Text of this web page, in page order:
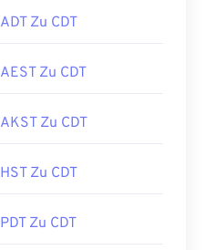
ADT Zu CDT
AEST Zu CDT
AKST Zu CDT
HST Zu CDT
PDT Zu CDT